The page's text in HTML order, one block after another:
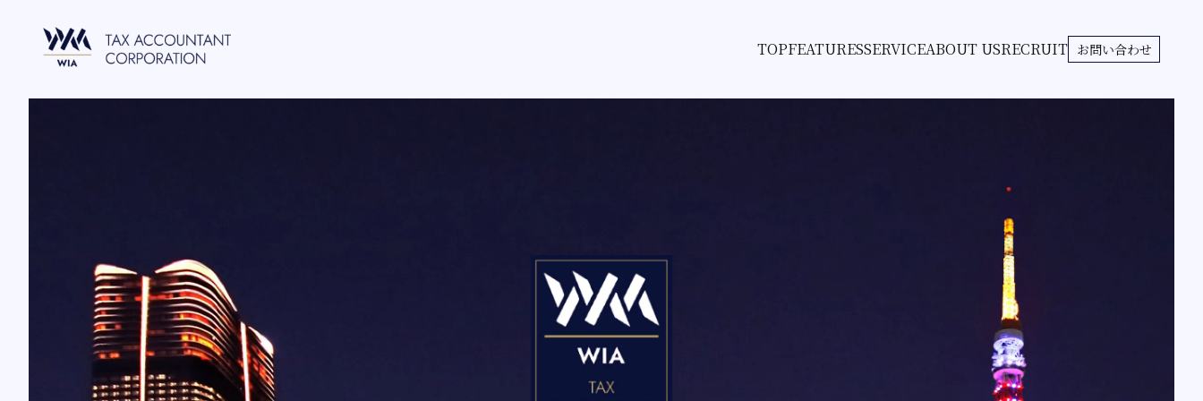
TOPFEATURESSERVICEABOUT USRECRUIT お問い合わせ